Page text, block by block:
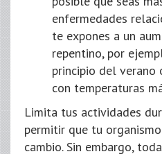
enfermedades
te expones a un
repentino, por
principio del verano
con temperaturas
Limita tus actividades
permitir que tu
cambio. Sin embargo,